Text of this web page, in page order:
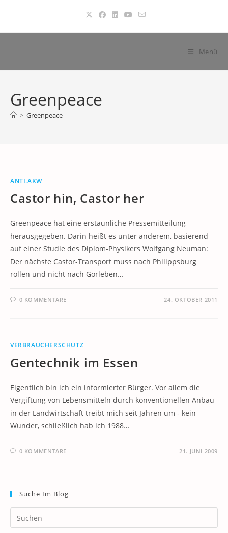
springen
Menü
Greenpeace
> Greenpeace
ANTI.AKW
Castor hin, Castor her
Greenpeace hat eine erstaunliche Pressemitteilung
herausgegeben. Darin heißt es unter anderem, basierend
auf einer Studie des Diplom-Physikers Wolfgang Neuman:
Der nächste Castor-Transport muss nach Philippsburg
rollen und nicht nach Gorleben…
0 KOMMENTARE 24. OKTOBER 2011
VERBRAUCHERSCHUTZ
Gentechnik im Essen
Eigentlich bin ich ein informierter Bürger. Vor allem die
Vergiftung von Lebensmitteln durch konventionellen Anbau
in der Landwirtschaft treibt mich seit Jahren um - kein
Wunder, schließlich hab ich 1988…
0 KOMMENTARE 21. JUNI 2009
Suche Im Blog